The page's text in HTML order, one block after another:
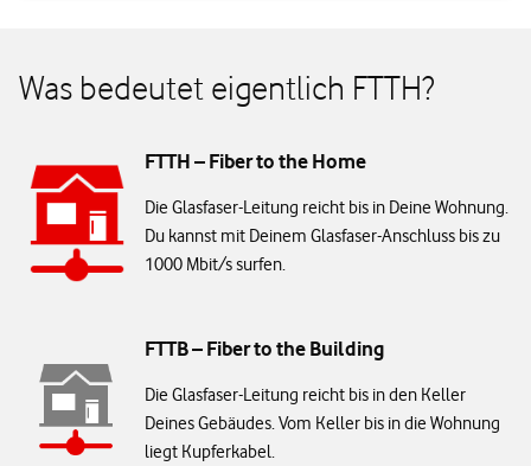
Was bedeutet eigentlich FTTH?
FTTH – Fiber to the Home
Die Glasfaser-Leitung reicht bis in Deine Wohnung.
Du kannst mit Deinem Glasfaser-Anschluss bis zu
1000 Mbit/s surfen.
FTTB – Fiber to the Building
Die Glasfaser-Leitung reicht bis in den Keller
Deines Gebäudes. Vom Keller bis in die Wohnung
liegt Kupferkabel.